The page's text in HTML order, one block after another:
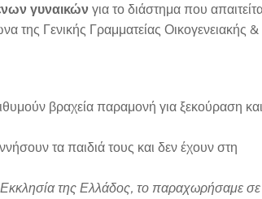
γυναικών για το διάστημα που
της Γενικής Γραμματείας Οικογενειακής &
βραχεία παραμονή για ξεκούραση και
τα παιδιά τους και δεν έχουν στη
της Ελλάδος, το παραχωρήσαμε σε